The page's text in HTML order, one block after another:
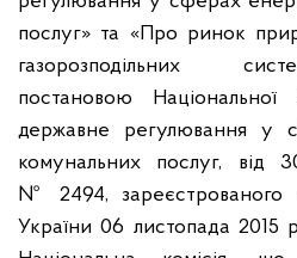
послуг» та «Про ринок
газорозподільних
постановою
державне регулювання у
комунальних послуг, від
№ 2494, зареєстрованого в
України 06 листопада